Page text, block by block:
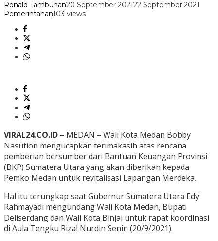
Ronald Tambunan20 September 202122 September 2021
Pemerintahan103 views
VIRAL24.CO.ID – MEDAN – Wali Kota Medan Bobby
Nasution mengucapkan terimakasih atas rencana
pemberian bersumber dari Bantuan Keuangan Provinsi
(BKP) Sumatera Utara yang akan diberikan kepada
Pemko Medan untuk revitalisasi Lapangan Merdeka.
Hal itu terungkap saat Gubernur Sumatera Utara Edy
Rahmayadi mengundang Wali Kota Medan, Bupati
Deliserdang dan Wali Kota Binjai untuk rapat koordinasi
di Aula Tengku Rizal Nurdin Senin (20/9/2021).